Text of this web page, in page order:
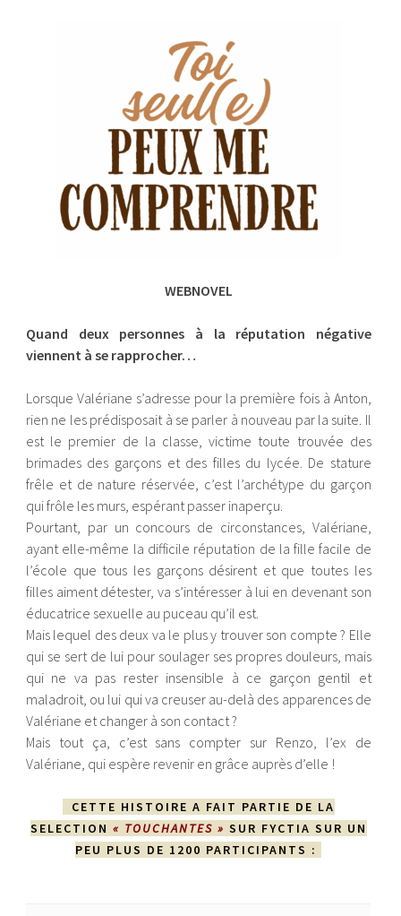
WEBNOVEL
Quand deux personnes à la réputation négative
viennent à se rapprocher…
Lorsque Valériane s’adresse pour la première fois à Anton,
rien ne les prédisposait à se parler à nouveau par la suite. Il
est le premier de la classe, victime toute trouvée des
brimades des garçons et des filles du lycée. De stature
frêle et de nature réservée, c’est l’archétype du garçon
qui frôle les murs, espérant passer inaperçu.
Pourtant, par un concours de circonstances, Valériane,
ayant elle-même la difficile réputation de la fille facile de
l’école que tous les garçons désirent et que toutes les
filles aiment détester, va s’intéresser à lui en devenant son
éducatrice sexuelle au puceau qu’il est.
Mais lequel des deux va le plus y trouver son compte ? Elle
qui se sert de lui pour soulager ses propres douleurs, mais
qui ne va pas rester insensible à ce garçon gentil et
maladroit, ou lui qui va creuser au-delà des apparences de
Valériane et changer à son contact ?
Mais tout ça, c’est sans compter sur Renzo, l’ex de
Valériane, qui espère revenir en grâce auprès d’elle !
CETTE HISTOIRE A FAIT PARTIE DE LA
SELECTION « TOUCHANTES » SUR FYCTIA SUR UN
PEU PLUS DE 1200 PARTICIPANTS :